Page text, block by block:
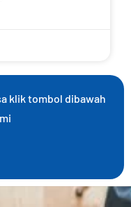
klik tombol dibawah